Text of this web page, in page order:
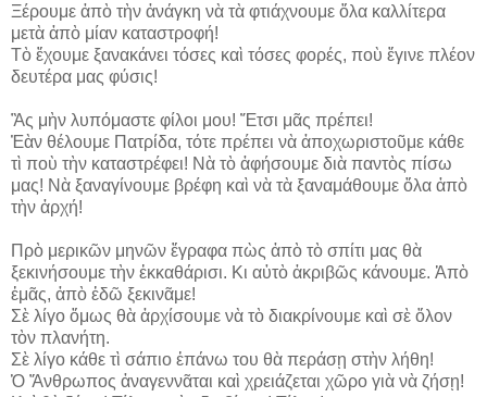
Ξέρουμε ἀπὸ τὴν ἀνάγκη νὰ τὰ φτιάχνουμε ὅλα καλλίτερα
μετὰ ἀπὸ μίαν καταστροφή!
Τὸ ἔχουμε ξανακάνει τόσες καὶ τόσες φορές, ποὺ ἔγινε πλέον
δευτέρα μας φύσις!
Ἂς μὴν λυπόμαστε φίλοι μου! Ἔτσι μᾶς πρέπει!
Ἐὰν θέλουμε Πατρίδα, τότε πρέπει νὰ ἀποχωριστοῦμε κάθε
τὶ ποὺ τὴν καταστρέφει! Νὰ τὸ ἀφήσουμε διὰ παντὸς πίσω
μας! Νὰ ξαναγίνουμε βρέφη καὶ νὰ τὰ ξαναμάθουμε ὅλα ἀπὸ
τὴν ἀρχή!
Πρὸ μερικῶν μηνῶν ἔγραφα πὼς ἀπὸ τὸ σπίτι μας θὰ
ξεκινήσουμε τὴν ἐκκαθάρισι. Κι αὐτὸ ἀκριβῶς κάνουμε. Ἀπὸ
ἐμᾶς, ἀπὸ ἐδῶ ξεκινᾶμε!
Σὲ λίγο ὅμως θὰ ἀρχίσουμε νὰ τὸ διακρίνουμε καὶ σὲ ὅλον
τὸν πλανήτη.
Σὲ λίγο κάθε τὶ σάπιο ἐπάνω του θὰ περάσῃ στὴν λήθη!
Ὁ Ἄνθρωπος ἀναγεννᾶται καὶ χρειάζεται χῶρο γιὰ νὰ ζήσῃ!